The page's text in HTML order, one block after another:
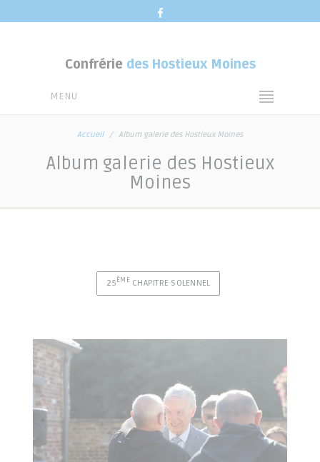
Confrérie des Hostieux Moines
MENU
Accueil Album galerie des Hostieux Moines
Album galerie des Hostieux
Moines
25 ÈME CHAPITRE SOLENNEL